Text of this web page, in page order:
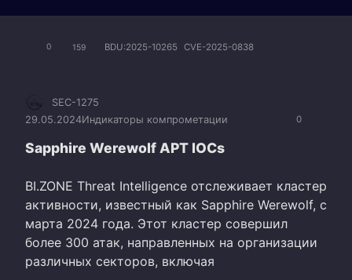
0 159 BDU:2025-10265 CVE-2025-0838
0
SEC-1275
29.05.2024Индикаторы компрометации
Sapphire Werewolf APT IOCs
BI.ZONE Threat Intelligence отслеживает кластер
активности, известный как Sapphire Werewolf, с
марта 2024 года. Этот кластер совершил
более 300 атак, направленных на организации
различных секторов, включая